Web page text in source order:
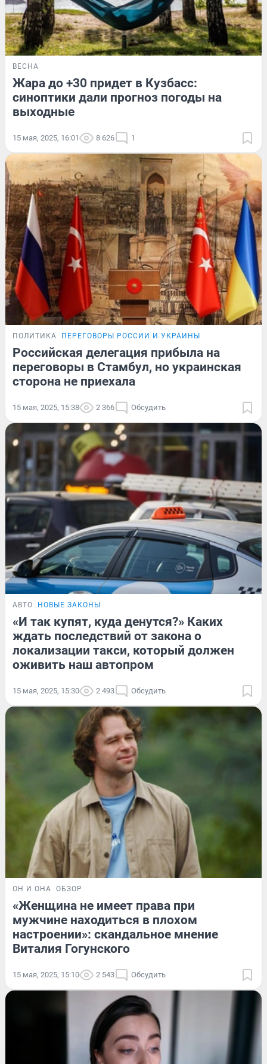
ВЕСНА
Жара до +30 придет в Кузбасс:
синоптики дали прогноз погоды на
выходные
15 мая, 2025, 16:01 8 626 1
ПОЛИТИКА ПЕРЕГОВОРЫ РОССИИ И УКРАИНЫ
Российская делегация прибыла на
переговоры в Стамбул, но украинская
сторона не приехала
15 мая, 2025, 15:38 2 366 Обсудить
АВТО НОВЫЕ ЗАКОНЫ
«И так купят, куда денутся?» Каких
ждать последствий от закона о
локализации такси, который должен
оживить наш автопром
15 мая, 2025, 15:30 2 493 Обсудить
ОН И ОНА ОБЗОР
«Женщина не имеет права при
мужчине находиться в плохом
настроении»: скандальное мнение
Виталия Гогунского
15 мая, 2025, 15:10 2 543 Обсудить